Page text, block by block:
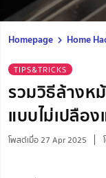
Homepage Home
TIPS&TRICKS
รวมวิธีล้างห
แบบไม่เปลือง
โพสต์เมื่อ 27 Apr 2025